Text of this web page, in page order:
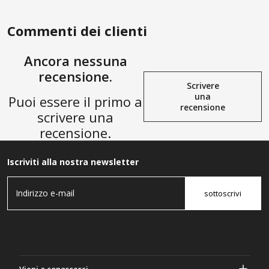
Commenti dei clienti
Ancora nessuna
recensione.
Puoi essere il primo a
scrivere una
recensione.
Scrivere
una
recensione
Iscriviti alla nostra newsletter
sottoscrivi